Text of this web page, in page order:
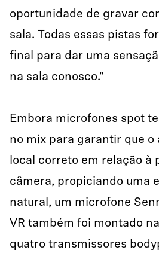
oportunidade de gravar
sala. Todas essas pistas
final para dar uma
na sala conosco."
Embora microfones spot
no mix para garantir que o
local correto em relação à
câmera, propiciando uma
natural, um microfone
VR também foi montado
quatro transmissores